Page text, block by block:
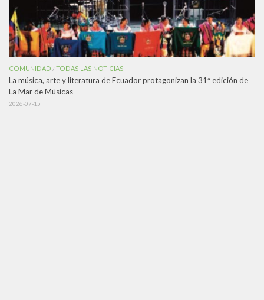
COMUNIDAD /TODAS LAS NOTICIAS
La música, arte y literatura de Ecuador protagonizan la 31ª edición de
La Mar de Músicas
2026-07-15